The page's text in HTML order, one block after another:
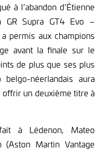
à l’abandon d’Étienne
GR Supra GT4 Evo –
permis aux champions
avant la finale sur le
de plus que ses plus
néerlandais aura
un deuxième titre à
à Lédenon, Mateo
Martin Vantage